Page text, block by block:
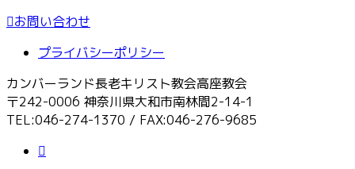
お問い合わせ
プライバシーポリシー
カンバーランド長老キリスト教会高座教会
〒242-0006 神奈川県大和市南林間2-14-1
TEL:046-274-1370 / FAX:046-276-9685